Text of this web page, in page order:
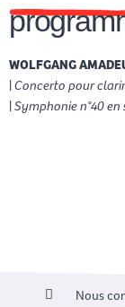
WOLFGANG
|Concerto pour
|Symphonie n°40
Nous